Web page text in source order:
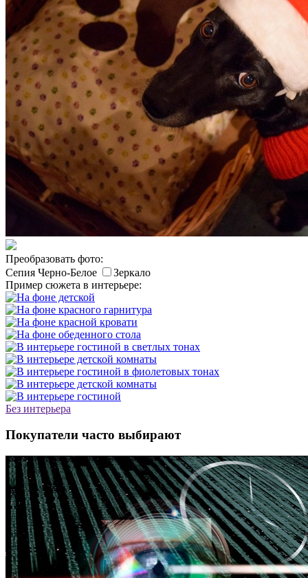
Преобразовать фото:
Сепия Черно-Белое
Зеркало
Пример сюжета в интерьере:
Без интерьера
Покупатели часто выбирают